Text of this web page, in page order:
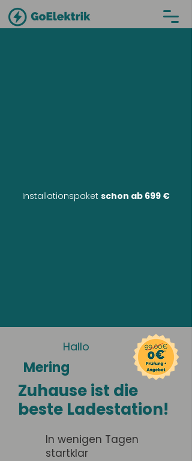
Installationspaket schon ab 699 €
Hallo
Mering
Zuhause ist die
beste Ladestation!
In wenigen Tagen
startklar